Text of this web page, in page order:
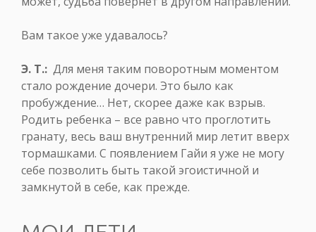
Вам такое уже удавалось?
Э. Т.: Для меня таким поворотным моментом
стало рождение дочери. Это было как
пробуждение… Нет, скорее даже как взрыв.
Родить ребенка – все равно что проглотить
гранату, весь ваш внутренний мир летит вверх
тормашками. С появлением Гайи я уже не могу
себе позволить быть такой эгоистичной и
замкнутой в себе, как прежде.